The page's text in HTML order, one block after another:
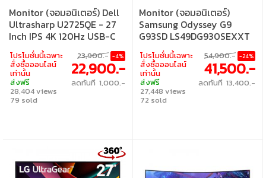
Monitor (จอมอนิเตอร์) Dell
Ultrasharp U2725QE - 27
Inch IPS 4K 120Hz USB-C
โปรโมชั่นนี้เฉพาะ
สั่งซื้อออนไลน์
เท่านั้น
ส่งฟรี
28,404 views
79 sold
23,900.- -4%
22,900.-
ลดทันที 1,000.-
Monitor (จอมอนิเตอร์)
Samsung Odyssey G9
G93SD LS49DG930SEXXT
- 49 Inch OLED U2K 240Hz
AMD Freesync Premium
Pro Curved
โปรโมชั่นนี้เฉพาะ
สั่งซื้อออนไลน์
เท่านั้น
ส่งฟรี
27,448 views
72 sold
54,900.- -24%
41,500.-
ลดทันที 13,400.-